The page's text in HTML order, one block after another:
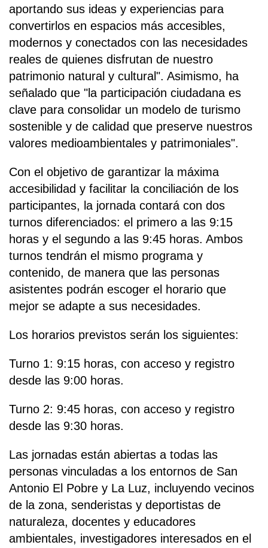
aportando sus ideas y experiencias para
convertirlos en espacios más accesibles,
modernos y conectados con las necesidades
reales de quienes disfrutan de nuestro
patrimonio natural y cultural". Asimismo, ha
señalado que "la participación ciudadana es
clave para consolidar un modelo de turismo
sostenible y de calidad que preserve nuestros
valores medioambientales y patrimoniales".
Con el objetivo de garantizar la máxima
accesibilidad y facilitar la conciliación de los
participantes, la jornada contará con dos
turnos diferenciados: el primero a las 9:15
horas y el segundo a las 9:45 horas. Ambos
turnos tendrán el mismo programa y
contenido, de manera que las personas
asistentes podrán escoger el horario que
mejor se adapte a sus necesidades.
Los horarios previstos serán los siguientes:
Turno 1: 9:15 horas, con acceso y registro
desde las 9:00 horas.
Turno 2: 9:45 horas, con acceso y registro
desde las 9:30 horas.
Las jornadas están abiertas a todas las
personas vinculadas a los entornos de San
Antonio El Pobre y La Luz, incluyendo vecinos
de la zona, senderistas y deportistas de
naturaleza, docentes y educadores
ambientales, investigadores interesados en el